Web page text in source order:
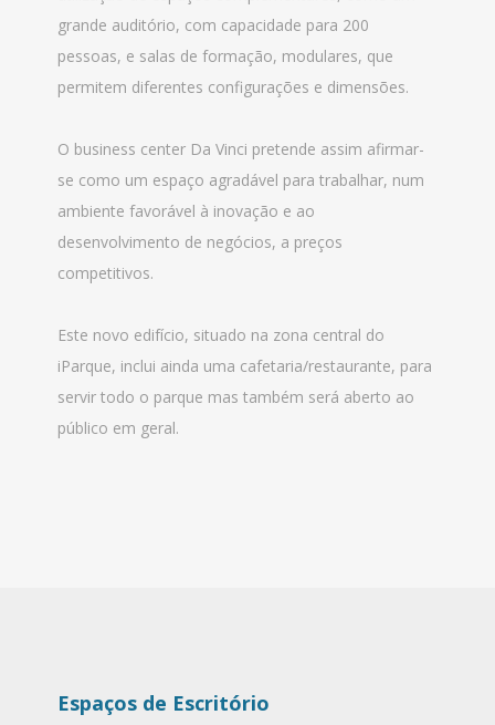
grande auditório, com capacidade para 200
pessoas, e salas de formação, modulares, que
permitem diferentes configurações e dimensões.
O business center Da Vinci pretende assim afirmar-
se como um espaço agradável para trabalhar, num
ambiente favorável à inovação e ao
desenvolvimento de negócios, a preços
competitivos.
Este novo edifício, situado na zona central do
iParque, inclui ainda uma cafetaria/restaurante, para
servir todo o parque mas também será aberto ao
público em geral.
Espaços de Escritório